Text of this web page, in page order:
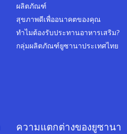
ผลิตภัณฑ์
สุขภาพดีเพื่ออนาคตของคุณ
ทำไมต้องรับประทานอาหารเสริม?
กลุ่มผลิตภัณฑ์ยูซานาประเทศไทย
ความแตกต่างของยูซานา